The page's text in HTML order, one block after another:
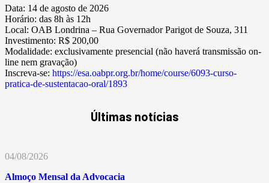
Data: 14 de agosto de 2026
Horário: das 8h às 12h
Local: OAB Londrina – Rua Governador Parigot de Souza, 311
Investimento: R$ 200,00
Modalidade: exclusivamente presencial (não haverá transmissão on-
line nem gravação)
Inscreva-se: https://esa.oabpr.org.br/home/course/6093-curso-
pratica-de-sustentacao-oral/1893
Últimas notícias
04/08/2026
Almoço Mensal da Advocacia